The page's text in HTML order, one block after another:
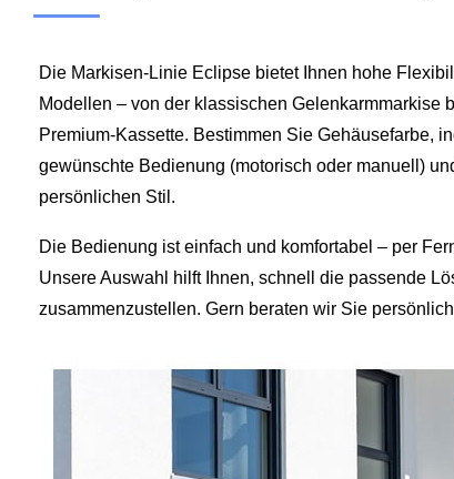
Die Markisen‑Linie Eclipse bietet Ihnen hohe
Modellen – von der klassischen Gelenkarmmarkise
Premium‑Kassette. Bestimmen Sie Gehäusefarbe,
gewünschte Bedienung (motorisch oder manuell)
persönlichen Stil.
Die Bedienung ist einfach und komfortabel – per
Unsere Auswahl hilft Ihnen, schnell die passende
zusammenzustellen. Gern beraten wir Sie